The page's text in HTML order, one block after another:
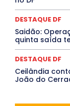
DESTAQUE DF
Saidão:
quinta saída
DESTAQUE DF
Ceilândia
João do